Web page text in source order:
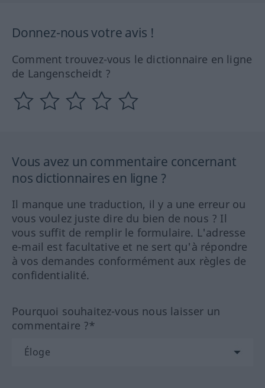
Donnez-nous votre avis !
Comment trouvez-vous le dictionnaire en ligne
de Langenscheidt ?
Vous avez un commentaire concernant
nos dictionnaires en ligne ?
Il manque une traduction, il y a une erreur ou
vous voulez juste dire du bien de nous ? Il
vous suffit de remplir le formulaire. L'adresse
e-mail est facultative et ne sert qu'à répondre
à vos demandes conformément aux règles de
confidentialité.
Pourquoi souhaitez-vous nous laisser un
commentaire ?*